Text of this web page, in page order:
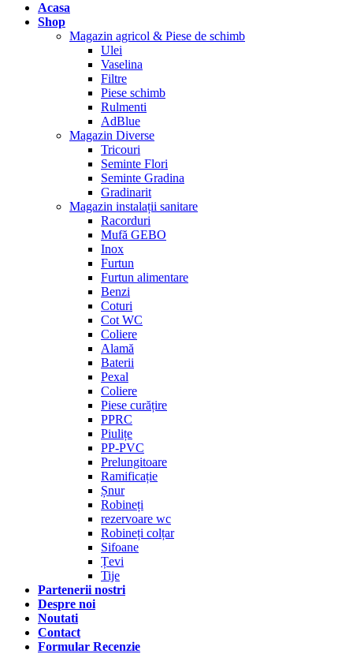
Acasa
Shop
Magazin agricol & Piese de schimb
Ulei
Vaselina
Filtre
Piese schimb
Rulmenti
AdBlue
Magazin Diverse
Tricouri
Seminte Flori
Seminte Gradina
Gradinarit
Magazin instalații sanitare
Racorduri
Mufă GEBO
Inox
Furtun
Furtun alimentare
Benzi
Coturi
Cot WC
Coliere
Alamă
Baterii
Pexal
Coliere
Piese curățire
PPRC
Piulițe
PP-PVC
Prelungitoare
Ramificație
Șnur
Robineți
rezervoare wc
Robineți colțar
Sifoane
Țevi
Tije
Partenerii nostri
Despre noi
Noutati
Contact
Formular Recenzie